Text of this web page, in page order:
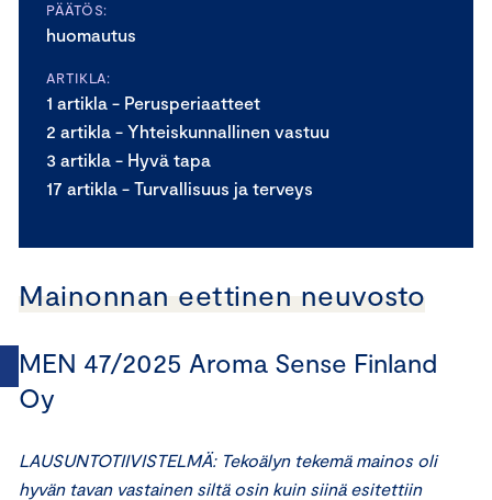
PÄÄTÖS:
huomautus
ARTIKLA:
1 artikla - Perusperiaatteet
2 artikla - Yhteiskunnallinen vastuu
3 artikla - Hyvä tapa
17 artikla - Turvallisuus ja terveys
Mainonnan eettinen neuvosto
MEN 47/2025 Aroma Sense Finland
Oy
LAUSUNTOTIIVISTELMÄ: Tekoälyn tekemä mainos oli
hyvän tavan vastainen siltä osin kuin siinä esitettiin